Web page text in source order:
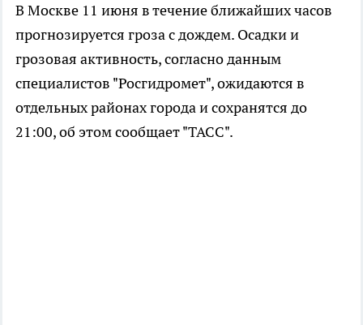
В Москве 11 июня в течение ближайших часов
прогнозируется гроза с дождем. Осадки и
грозовая активность, согласно данным
специалистов "Росгидромет", ожидаются в
отдельных районах города и сохранятся до
21:00, об этом сообщает "ТАСС".